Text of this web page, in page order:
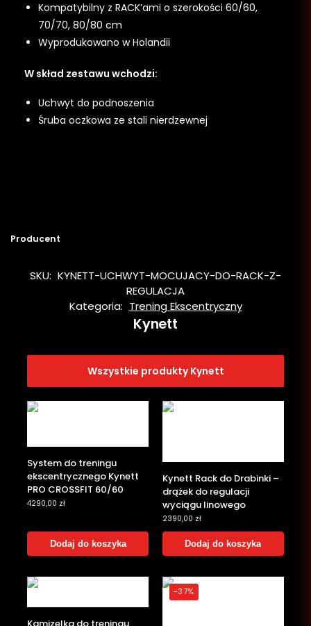
Kompatybilny z RACK’ami o szerokości 60/60,
70/70, 80/80 cm
Wyprodukowano w Holandii
W skład zestawu wchodzi:
Uchwyt do podnoszenia
Śruba oczkowa ze stali nierdzewnej
Producent
SKU: KYNETT-UCHWYT-MOCUJACY-DO-RACK-Z-
REGULACJA
Kategoria: Trening Ekscentryczny
Kynett
Wszystkie produkty Kynett
System do treningu
ekscentrycznego Kynett
PRO CROSSFIT 60/60
4290,00 zł
Dodaj do koszyka
Kynett Rack do Drabinki –
drążek do regulacji
wyciągu linowego
2390,00 zł
Dodaj do koszyka
-37%